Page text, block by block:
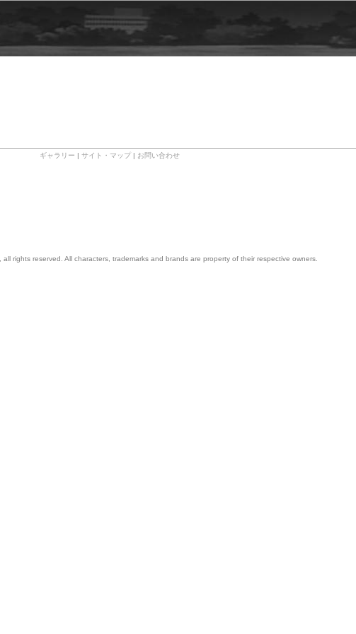
ギャラリー サイト・マップ お問い合わせ
, all rights reserved. All characters, trademarks and brands are property of their respective owners.